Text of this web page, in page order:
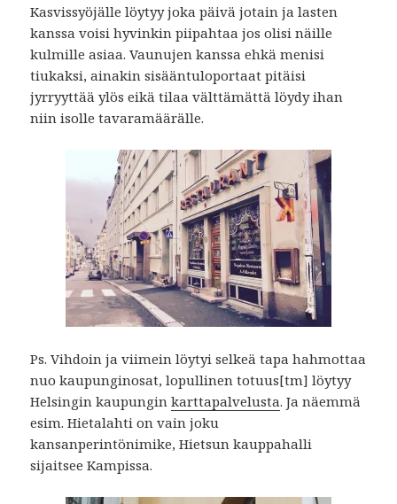
Kasvissyöjälle löytyy joka päivä jotain ja lasten
kanssa voisi hyvinkin piipahtaa jos olisi näille
kulmille asiaa. Vaunujen kanssa ehkä menisi
tiukaksi, ainakin sisääntuloportaat pitäisi
jyrryyttää ylös eikä tilaa välttämättä löydy ihan
niin isolle tavaramäärälle.
Ps. Vihdoin ja viimein löytyi selkeä tapa hahmottaa
nuo kaupunginosat, lopullinen totuus[tm] löytyy
Helsingin kaupunginkarttapalvelusta. Ja näemmä
esim. Hietalahti on vain joku
kansanperintönimike, Hietsun kauppahalli
sijaitsee Kampissa.